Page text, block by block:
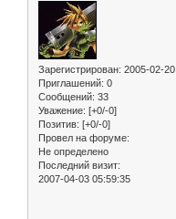
Зарегистрирован: 2005-02-20
Приглашений: 0
Сообщений: 33
Уважение: [+0/-0]
Позитив: [+0/-0]
Провел на форуме:
Не определено
Последний визит:
2007-04-03 05:59:35